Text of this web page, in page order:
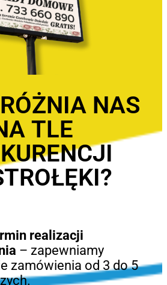
NAS
TLE
realizacji
– zapewniamy
zamówienia od 3 do 5